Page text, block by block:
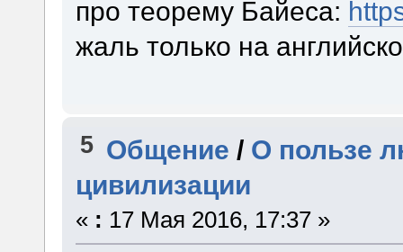
про теорему Байеса:
жаль только на
5 Общение / О пользе
цивилизации
« : 17 Мая 2016, 17:37 »